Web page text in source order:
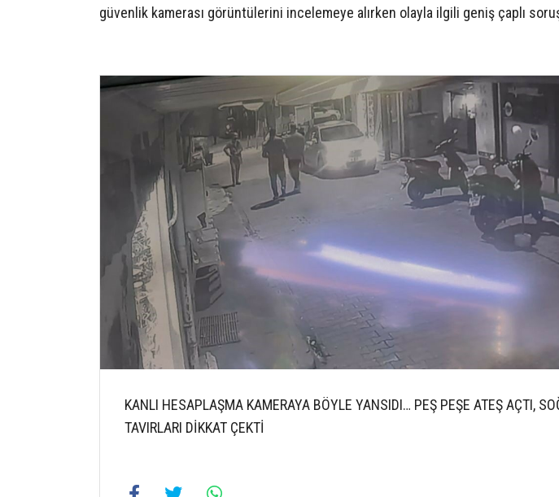
güvenlik kamerası görüntülerini incelemeye alırken olayla ilgili geniş çaplı
KANLI HESAPLAŞMA KAMERAYA BÖYLE YANSIDI… PEŞ PEŞE ATEŞ AÇTI,
TAVIRLARI DİKKAT ÇEKTİ